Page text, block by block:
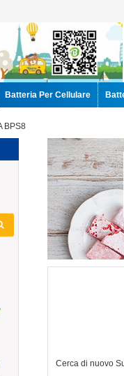
Batteria Per Cellulare
BPS8
Cerca di nuovo